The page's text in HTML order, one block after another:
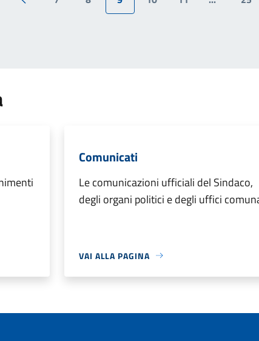
Pagina precedente
Comunicati
Le comunicazioni ufficiali del Sindaco,
degli organi politici e degli uffici
VAI ALLA PAGINA